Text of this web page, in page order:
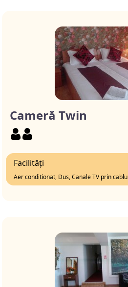
Cameră Twin
Facilități
Aer conditionat, Dus, Canale TV prin cablu